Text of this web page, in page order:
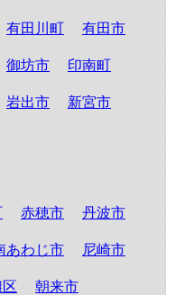
有田川町 有田市
御坊市 印南町
岩出市 新宮市
赤穂市 丹波市
あわじ市 尼崎市
朝来市